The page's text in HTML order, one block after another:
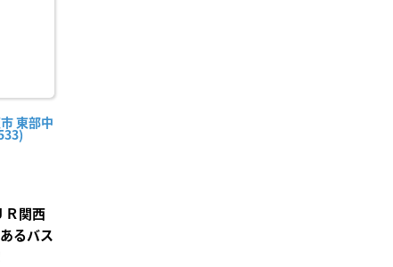
東部中
Ｒ関西
るバス